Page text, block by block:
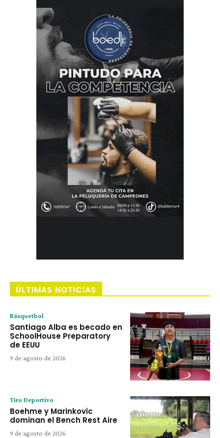
ÚLTIMAS NOTICIAS
Básquetbol
Santiago Alba es becado en
SchoolHouse Preparatory
de EEUU
9 de agosto de 2026
Tiro Deportivo
Boehme y Marinkovic
dominan el Bench Rest Aire
9 de agosto de 2026